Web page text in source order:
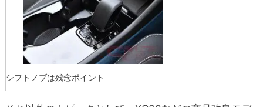
シフトノブは残念ポイント